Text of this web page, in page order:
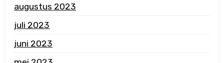
augustus 2023
juli 2023
juni 2023